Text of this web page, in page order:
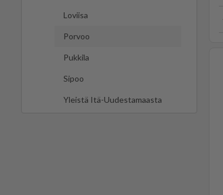
Loviisa
Porvoo
Pukkila
Sipoo
Yleistä Itä-Uudestamaasta